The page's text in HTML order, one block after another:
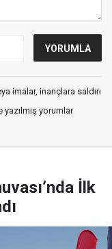
imalar, inançlara saldırı
yorumlar
İlk